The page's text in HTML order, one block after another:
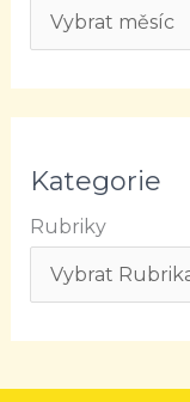
Kategorie
Rubriky